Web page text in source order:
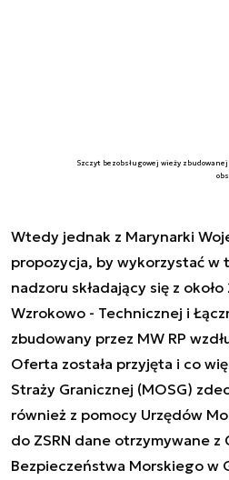
Szczyt bezobsługowej wieży
Wtedy jednak z Marynarki
propozycja, by wykorzystać w
nadzoru składający się z
Wzrokowo - Technicznej i
zbudowany przez MW RP
Oferta została przyjęta i co
Straży Granicznej (MOSG)
również z pomocy Urzędów
do ZSRN dane otrzymywane z
Bezpieczeństwa Morskiego w